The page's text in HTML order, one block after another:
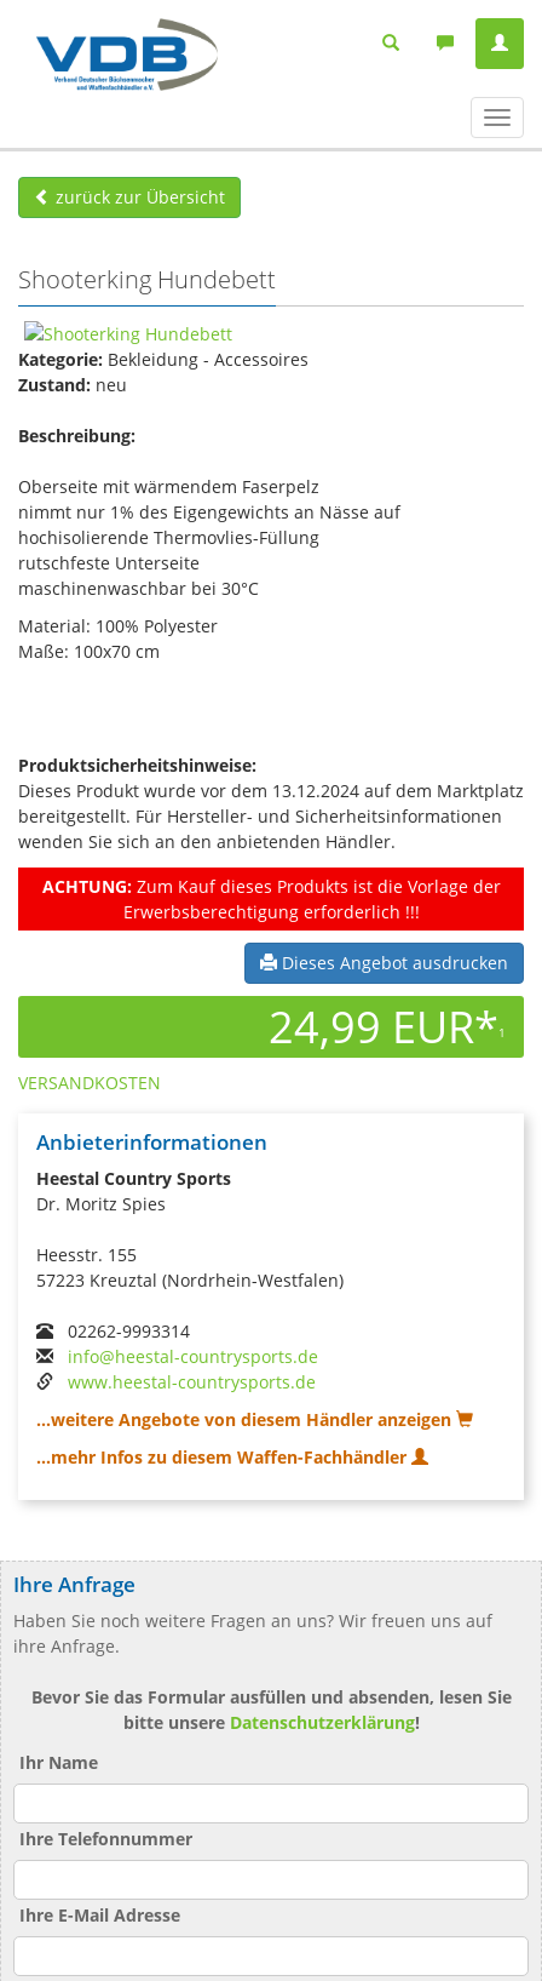
ein-/
zurück zur Übersicht
Shooterking Hundebett
Kategorie: Bekleidung - Accessoires
Zustand: neu
Beschreibung:
Oberseite mit wärmendem Faserpelz
nimmt nur 1% des Eigengewichts an Nässe auf
hochisolierende Thermovlies-Füllung
rutschfeste Unterseite
maschinenwaschbar bei 30°C
Material: 100% Polyester
Maße: 100x70 cm
Produktsicherheitshinweise:
Dieses Produkt wurde vor dem 13.12.2024 auf dem Marktplatz
bereitgestellt. Für Hersteller- und Sicherheitsinformationen
wenden Sie sich an den anbietenden Händler.
ACHTUNG:Zum Kauf dieses Produkts ist die Vorlage der
Erwerbsberechtigung erforderlich !!!
Dieses Angebot ausdrucken
24,99 EUR*1
VERSANDKOSTEN
Anbieterinformationen
Heestal Country Sports
Dr. Moritz Spies
Heesstr. 155
57223 Kreuztal (Nordrhein-Westfalen)
02262-9993314
info@heestal-countrysports.de
www.heestal-countrysports.de
...weitere Angebote von diesem Händler anzeigen
...mehr Infos zu diesem Waffen-Fachhändler
Ihre Anfrage
Haben Sie noch weitere Fragen an uns? Wir freuen uns auf
ihre Anfrage.
Bevor Sie das Formular ausfüllen und absenden, lesen Sie
bitte unsere Datenschutzerklärung!
Ihr Name
Ihre Telefonnummer
Ihre E-Mail Adresse